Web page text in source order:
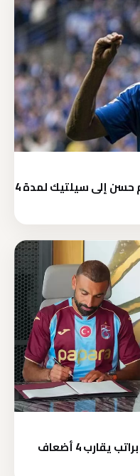
ريال أوفييدو يؤكد اقتراب انتقال هيثم حسن إلى سيلتيك لمدة 4
رئيس طرابزون: محمد صلاح رفض عرضًا براتب يقارب 4 أضعاف